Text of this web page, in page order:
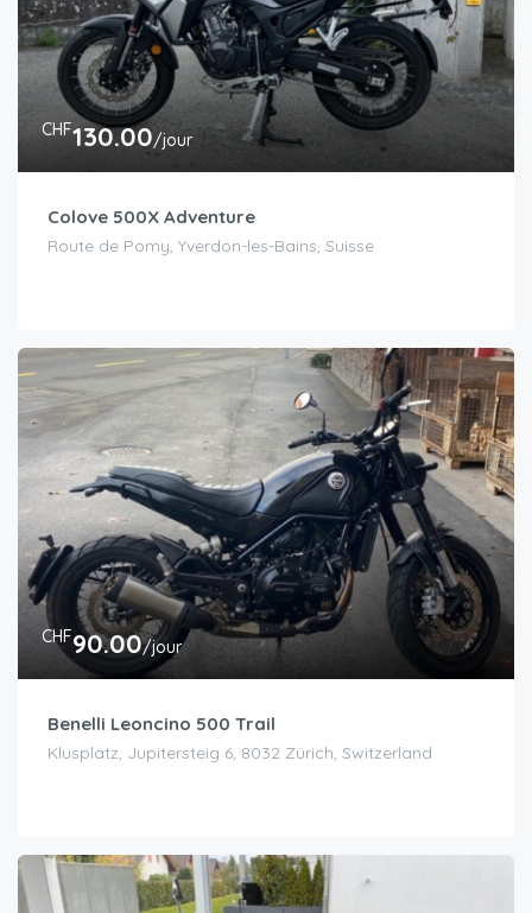
CHF130.00/jour
Colove 500X Adventure
Route de Pomy, Yverdon-les-Bains, Suisse
CHF90.00/jour
Benelli Leoncino 500 Trail
Klusplatz, Jupitersteig 6, 8032 Zürich, Switzerland